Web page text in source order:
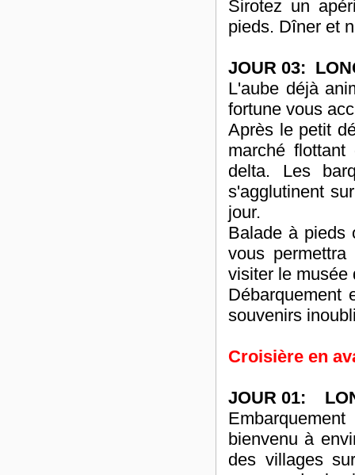
Sirotez un
pieds. Dîner et
JOUR 03:
L'aube déjà
fortune vous
Après le petit
marché
delta. Les
s'agglutinent
jour.
Balade à pieds
vous
visiter le musée
Débarquement
souvenirs
Croisière en
JOUR 01:
bienvenu à
des villages